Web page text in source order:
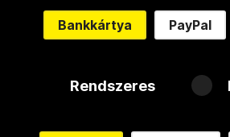
Bankkártya PayPal
Rendszeres